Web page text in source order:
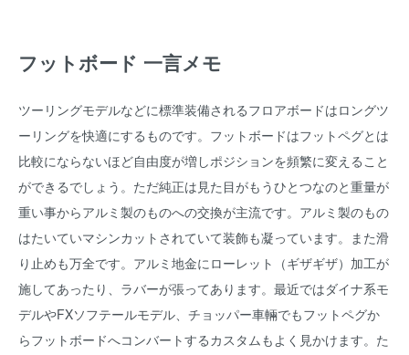
フットボード 一言メモ
ツーリングモデルなどに標準装備されるフロアボードはロングツ
ーリングを快適にするものです。フットボードはフットペグとは
比較にならないほど自由度が増しポジションを頻繁に変えること
ができるでしょう。ただ純正は見た目がもうひとつなのと重量が
重い事からアルミ製のものへの交換が主流です。アルミ製のもの
はたいていマシンカットされていて装飾も凝っています。また滑
り止めも万全です。アルミ地金にローレット（ギザギザ）加工が
施してあったり、ラバーが張ってあります。最近ではダイナ系モ
デルやFXソフテールモデル、チョッパー車輛でもフットペグか
らフットボードへコンバートするカスタムもよく見かけます。た